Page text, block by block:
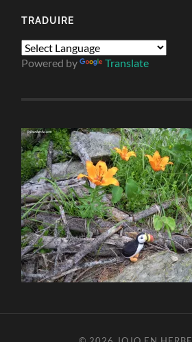
TRADUIRE
Powered by Translate